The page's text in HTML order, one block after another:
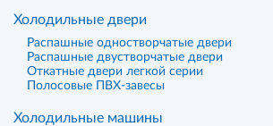
Холодильные двери
Распашные одностворчатые двери
Распашные двустворчатые двери
Откатные двери легкой серии
Полосовые ПВХ-завесы
Холодильные машины